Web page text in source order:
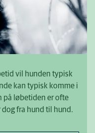
vil hunden typisk
kan typisk komme i
på løbetiden er ofte
dog fra hund til hund.